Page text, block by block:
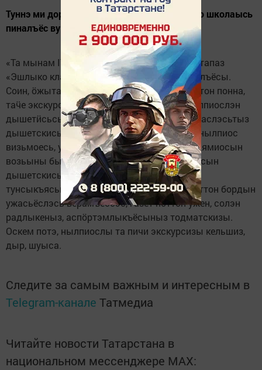
Туннэ ми доры куное Вылын Ушма покчиёзо школаысь
пиналъёс вуылӥзы.
«Та мынам IT-чемпион конкурслэн кыкетӥ этапаз
«Эшлыко класс» номинациын вормем пиналъёсы.
Соин, ӧжытак шумпоттон но тунсыкъяськытон понна,
таӵе экскурсия радъяны малпай», - шуэ нылпиослэн
дышетӥсьсы Ирина Васильевна Миронова, аслэсьтыз
дышетскисьёссэ ушъяса. Зэмзэ но, адске, нылпиос
визьмоесь, умой визьнодамын, асьсэды адямиосын
возьыны быгато. Соос, 2-тӥ но 4-тӥ классъёсын
дышетскись нылъёс но пиос, бадӟым
тунсыкъяськонэн кылзӥзы ёрос газетэз поттон бордын
ужасьёслэсь верамъёссэс, газет поттон ужен, солэн
радлыкеныз, аспӧртэмлыкъёсыныз тодматскизы.
Оскем потэ, нылпиослы та пичи экскурсизы кельшиз,
дыр, шуыса.
Следите за самым важным и интересным в
Telegram-канале Татмедиа
Читайте новости Татарстана в
национальном мессенджере MАХ: